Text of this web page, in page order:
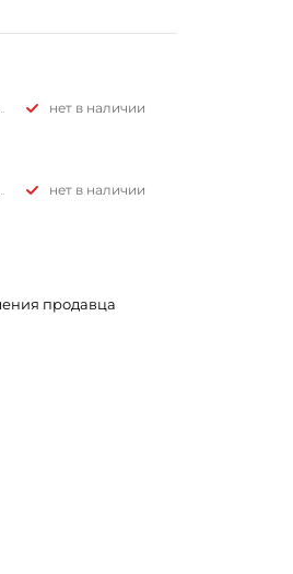
Нет в наличии
Нет в наличии
продавца